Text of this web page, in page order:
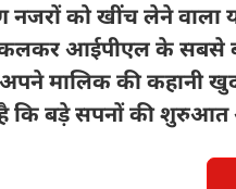
को खींच लेने वाला
आईपीएल के सबसे
अपने मालिक की
कि बड़े सपनों की शुरुआत